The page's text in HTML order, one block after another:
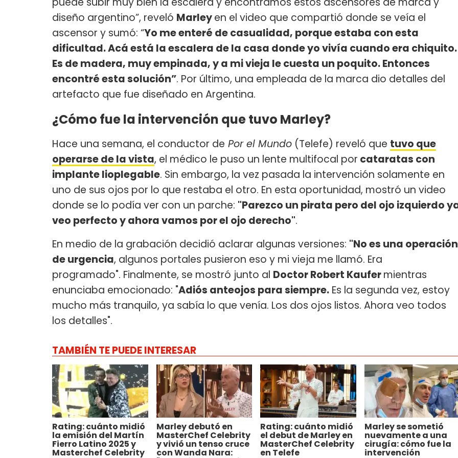
diseño argentino”, reveló Marleyen el video que compartió donde se veía el
ascensor y sumó: “Yo me enteré de casualidad, porque estaba con esta
dificultad. Acá está la escalera de la casa donde yo vivía cuando era chiquito.
Es de madera, muy empinada, y a mi vieja le cuesta un poquito. Entonces
encontré esta solución”. Por último, una empleada de la marca dio detalles del
artefacto que fue diseñado en Argentina.
¿Cómo fue la intervención que tuvo Marley?
Hace una semana, el conductor de Por el Mundo (Telefe) reveló que tuvo que
operarse de la vista, el médico le puso un lente multifocal por cataratas con
implante lioplegable. Sin embargo, la vez pasada la intervención solamente en
uno de sus ojos por lo que restaba el otro. En esta oportunidad, mostró un video
donde se lo podía ver con un parche: "Parezco un pirata pero del ojo izquierdo
veo perfecto y ahora vamos por el ojo derecho".
En medio de la grabación decidió aclarar algunas versiones: "No es una operación
de urgencia, algunos portales pusieron eso y mi vieja me llamó. Era
programado". Finalmente, se mostró junto al Doctor Robert Kaufermientras
enunciaba emocionado: "Adiós anteojos para siempre. Es la segunda vez, estoy
mucho más tranquilo, ya sabía lo que venía. Los dos ojos listos. Ahora veo todos
los detalles".
TAMBIÉN TE PUEDE INTERESAR
Rating: cuánto midió
la emisión del Martín
Fierro Latino 2025 y
Masterchef Celebrity
Marley debutó en
MasterChef Celebrity
y vivió un tenso cruce
con Wanda Nara:
Rating: cuánto midió
el debut de Marley en
MasterChef Celebrity
en Telefe
Marley se sometió
nuevamente a una
cirugía: cómo fue la
intervención